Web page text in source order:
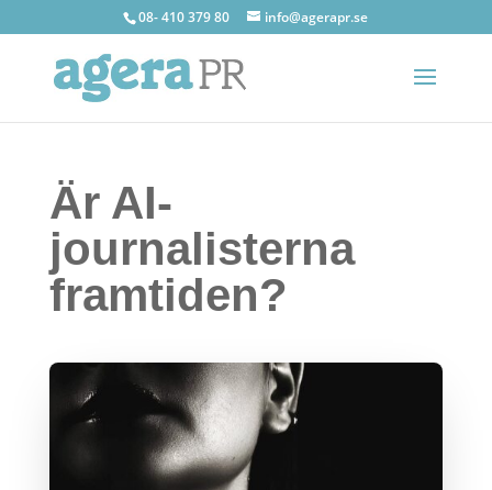
08- 410 379 80 info@agerapr.se
Är AI-
journalisterna
framtiden?